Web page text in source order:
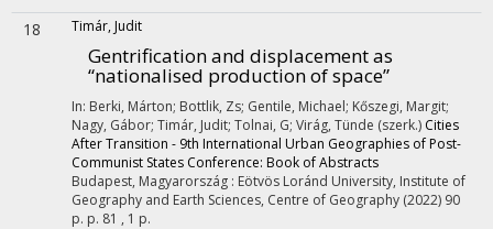
18 Timár, Judit
Gentrification and displacement as
“nationalised production of space”
In: Berki, Márton; Bottlik, Zs; Gentile, Michael; Kőszegi, Margit;
Nagy, Gábor; Timár, Judit; Tolnai, G; Virág, Tünde (szerk.) Cities
After Transition - 9th International Urban Geographies of Post-
Communist States Conference: Book of Abstracts
Budapest, Magyarország : Eötvös Loránd University, Institute of
Geography and Earth Sciences, Centre of Geography (2022) 90
p. p. 81 , 1 p.